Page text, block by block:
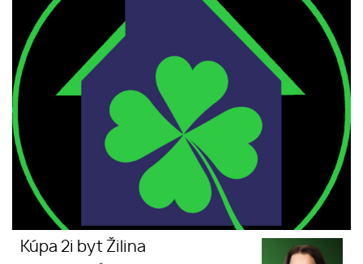
Kúpa 2i byt Žilina
Kúpa 2i byt Žilina